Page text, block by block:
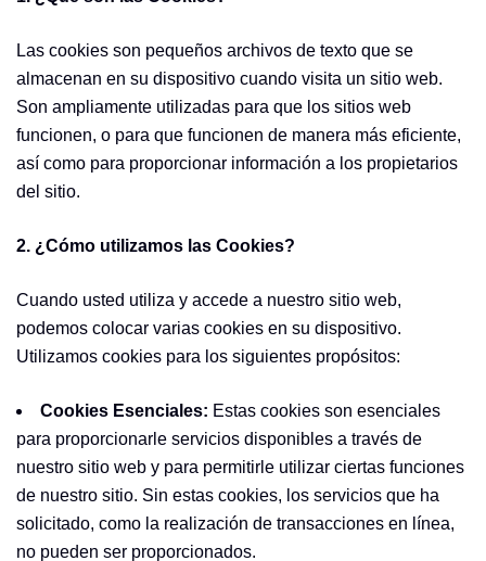
Las cookies son pequeños archivos de texto que se
almacenan en su dispositivo cuando visita un sitio web.
Son ampliamente utilizadas para que los sitios web
funcionen, o para que funcionen de manera más eficiente,
así como para proporcionar información a los propietarios
del sitio.
2. ¿Cómo utilizamos las Cookies?
Cuando usted utiliza y accede a nuestro sitio web,
podemos colocar varias cookies en su dispositivo.
Utilizamos cookies para los siguientes propósitos:
Cookies Esenciales: Estas cookies son esenciales
para proporcionarle servicios disponibles a través de
nuestro sitio web y para permitirle utilizar ciertas funciones
de nuestro sitio. Sin estas cookies, los servicios que ha
solicitado, como la realización de transacciones en línea,
no pueden ser proporcionados.